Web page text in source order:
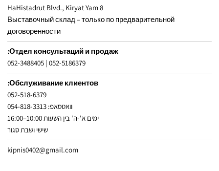
8 HaHistadrut Blvd., Kiryat Yam
Выставочный склад – только по предварительной
договоренности
Отдел консультаций и продаж:
052-5186379
|
052-3488405
Обслуживание клиентов:
052-518-6379
וואטסאפ: 054-818-3313
ימים א'-ה' בין השעות 10:00–16:00
שישי ושבת סגור
kipnis0402@gmail.com